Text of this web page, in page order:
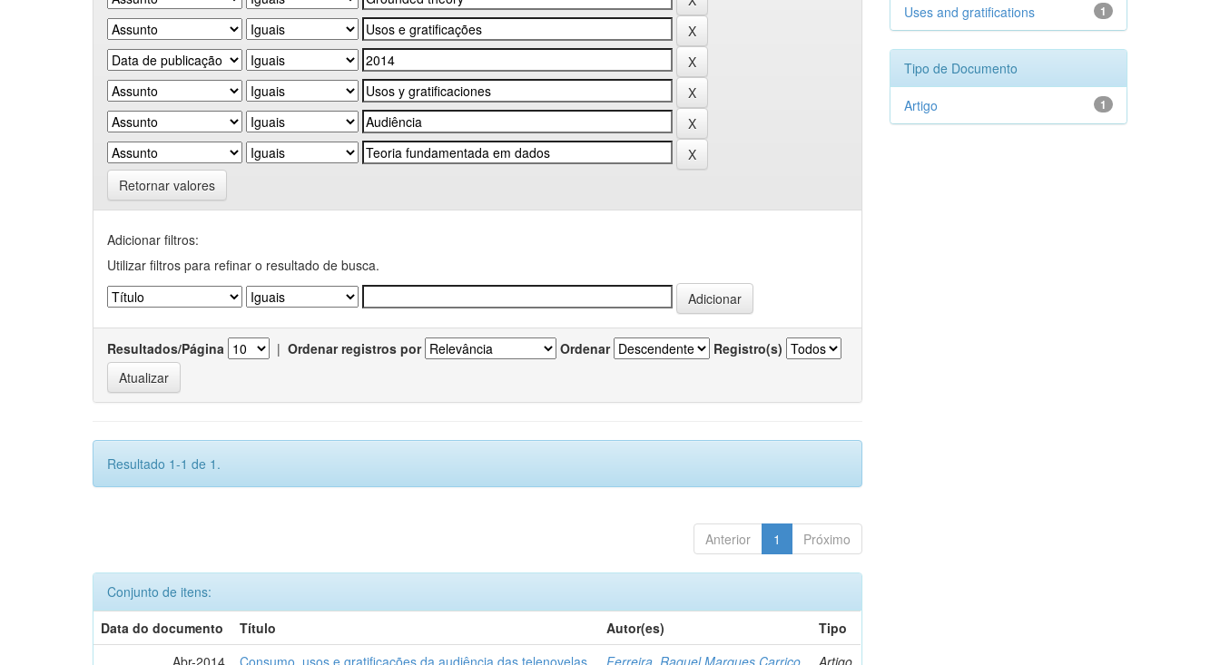
Retornar valores
Adicionar filtros:
Utilizar filtros para refinar o resultado de busca.
Resultados/Página | Ordenar registros por Ordenar Registro(s)
Resultado 1-1 de 1.
Anterior 1 Próximo
Conjunto de itens:
Data do documento
Título Autor(es)
Tipo
Abr-2014
Consumo, usos e gratificações da audiência das telenovelas Ferreira, Raquel Marques Carriço Artigo
1
Uses and gratifications
Tipo de Documento
1
Artigo